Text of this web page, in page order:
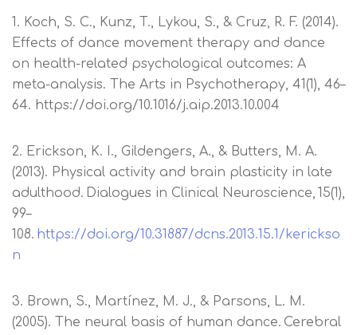
1. Koch, S. C., Kunz, T., Lykou, S., & Cruz, R. F. (2014).
Effects of dance movement therapy and dance
on health-related psychological outcomes: A
meta-analysis. The Arts in Psychotherapy, 41(1), 46–
64. https://doi.org/10.1016/j.aip.2013.10.004
2. Erickson, K. I., Gildengers, A., & Butters, M. A.
(2013). Physical activity and brain plasticity in late
adulthood. Dialogues in Clinical Neuroscience, 15(1),
99–
108. https://doi.org/10.31887/dcns.2013.15.1/kerickso
n
3. Brown, S., Martínez, M. J., & Parsons, L. M.
(2005). The neural basis of human dance. Cerebral